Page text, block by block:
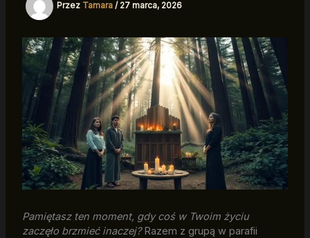
Przez Tamara / 27 marca, 2026
Pamiętasz ten moment, gdy coś w Twoim życiu
zaczęło brzmieć inaczej?Razem z grupą w parafii